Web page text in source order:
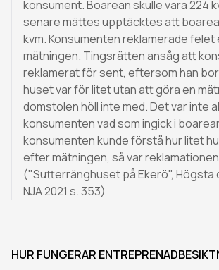
konsument. Boarean skulle vara 224
senare mättes upptäcktes att
kvm. Konsumenten reklamerade
mätningen. Tingsrätten ansåg att
reklamerat för sent, eftersom han
huset var för litet utan att göra en
domstolen höll inte med. Det var inte
konsumenten vad som ingick i
konsumenten kunde förstå hur litet
efter mätningen, så var
("Sutterränghuset på Ekerö", Högsta
NJA 2021 s. 353)
HUR FUNGERAR